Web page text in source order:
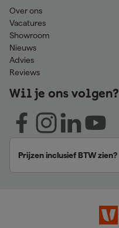
Over ons
Vacatures
Showroom
Nieuws
Advies
Reviews
Wil je ons volgen?
Prijzen inclusief BTW zien?